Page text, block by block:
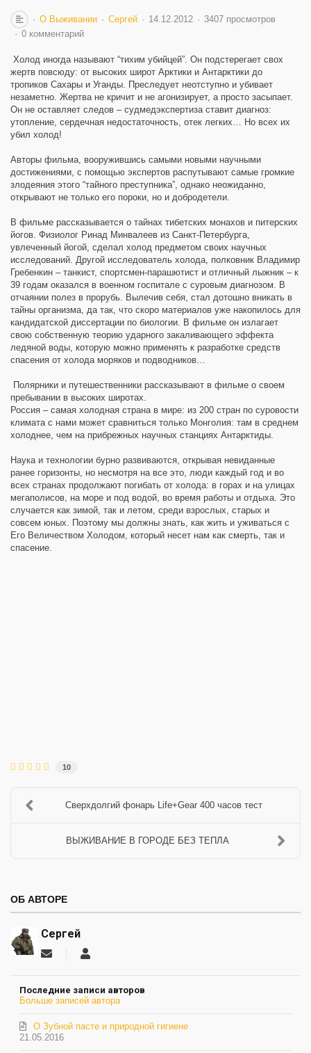
О Выживании Сергей 14.12.2012
3407 просмотров
0 комментарий
Холод иногда называют “тихим убийцей”. Он подстерегает свох
жертв повсюду: от высоких широт Арктики и Антарктики до
тропиков Сахары и Уганды. Преследует неотступно и убивает
незаметно. Жертва не кричит и не агонизирует, а просто засыпает.
Он не оставляет следов – судмедэкспертиза ставит диагноз:
утопление, сердечная недостаточность, отек легких… Но всех их
убил холод!
Авторы фильма, вооружившись самыми новыми научными
достижениями, с помощью экспертов распутывают самые громкие
злодеяния этого “тайного преступника”, однако неожиданно,
открывают не только его пороки, но и добродетели.
В фильме рассказывается о тайнах тибетских монахов и питерских
йогов. Физиолог Ринад Минвалеев из Санкт-Петербурга,
увлеченный йогой, сделал холод предметом своих научных
исследований. Другой исследователь холода, полковник Владимир
Гребенкин – танкист, спортсмен-парашютист и отличный лыжник – к
39 годам оказался в военном госпитале с суровым диагнозом. В
отчаянии полез в прорубь. Вылечив себя, стал дотошно вникать в
тайны организма, да так, что скоро материалов уже накопилось для
кандидатской диссертации по биологии. В фильме он излагает
свою собственную теорию ударного закаливающего эффекта
ледяной воды, которую можно применять к разработке средств
спасения от холода моряков и подводников…
Полярники и путешественники рассказывают в фильме о своем
пребывании в высоких широтах.
Россия – самая холодная страна в мире: из 200 стран по суровости
климата с нами может сравниться только Монголия: там в среднем
холоднее, чем на прибрежных научных станциях Антарктиды.
Наука и технологии бурно развиваются, открывая невиданные
ранее горизонты, но несмотря на все это, люди каждый год и во
всех странах продолжают погибать от холода: в горах и на улицах
мегаполисов, на море и под водой, во время работы и отдыха. Это
случается как зимой, так и летом, среди взрослых, старых и
совсем юных. Поэтому мы должны знать, как жить и уживаться с
Его Величеством Холодом, который несет нам как смерть, так и
спасение.
10
Сверхдолгий фонарь Life+Gear 400 часов тест
ВЫЖИВАНИЕ В ГОРОДЕ БЕЗ ТЕПЛА
ОБ АВТОРЕ
Сергей
Подписаться
автора
Последние записи авторов
Больше записей автора
21.05.2016
О Зубной пасте и природной гигиене